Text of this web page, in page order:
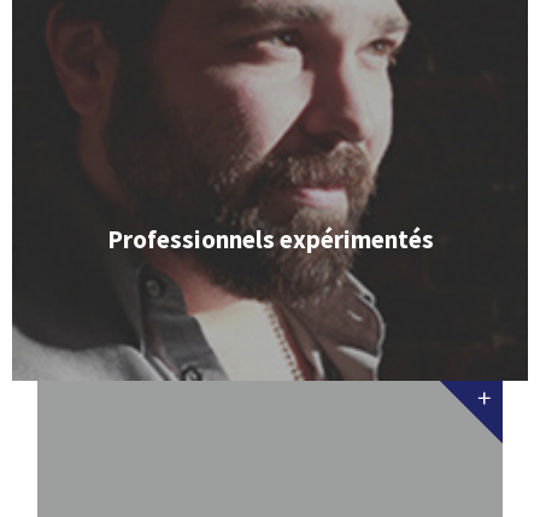
Professionnels expérimentés
Vous avez déjà de l'expérience? Vous désirez
consolider votre carrière professionnelle dans un
milieu de travail stable et avec de grandes
possibilités pour faire face à de nouveaux défis.
Voici votre chance de le faire.